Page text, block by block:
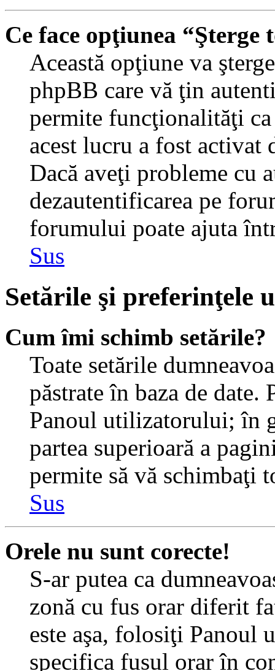
Ce face opţiunea
Această opţiune va
phpBB care vă ţin
permite funcţionalităţi
acest lucru a fost
Dacă aveţi probleme cu
dezautentificarea pe
forumului poate ajuta
Sus
Setările şi preferinţele
Cum îmi schimb setările?
Toate setările
păstrate în baza de
Panoul utilizatorului; în
partea superioară a
permite să vă schimbaţi
Sus
Orele nu sunt corecte!
S-ar putea ca
zonă cu fus orar diferit
este aşa, folosiţi Panoul
specifica fusul orar în